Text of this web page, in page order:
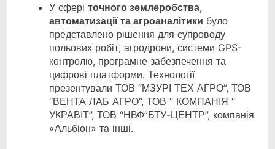
У сфері точного землеробства,
автоматизації та агроаналітики було
представлено рішення для супроводу
польових робіт, агродрони, системи GPS-
контролю, програмне забезпечення та
цифрові платформи. Технології
презентували ТОВ “МЗУРІ ТЕХ АГРО”, ТОВ
“ВЕНТА ЛАБ АГРО”, ТОВ ” КОМПАНІЯ ”
УКРАВІТ”, ТОВ “НВФ”БТУ-ЦЕНТР”, компанія
«Альбіон» та інші.